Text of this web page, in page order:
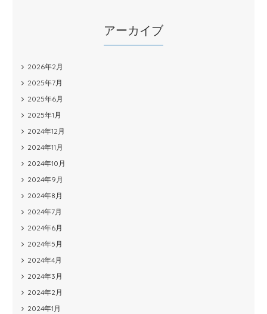
アーカイブ
2026年2月
2025年7月
2025年6月
2025年1月
2024年12月
2024年11月
2024年10月
2024年9月
2024年8月
2024年7月
2024年6月
2024年5月
2024年4月
2024年3月
2024年2月
2024年1月